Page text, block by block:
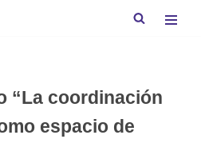
“La coordinación
espacio de